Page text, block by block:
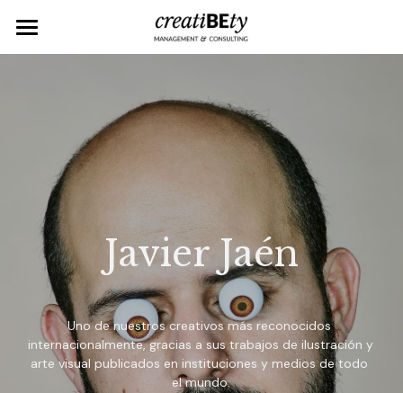
ARTISTS
ARTWORKS
ABOUT
CONTACT
Javier Jaén
Uno de nuestros creativos más reconocidos
internacionalmente, gracias a sus trabajos de ilustración y
arte visual publicados en instituciones y medios de todo
el mundo.